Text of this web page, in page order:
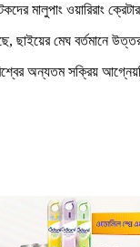
মালুপাং ওয়ারিরাং
ছাইয়ের মেঘ বর্তমানে
অন্যতম সক্রিয়